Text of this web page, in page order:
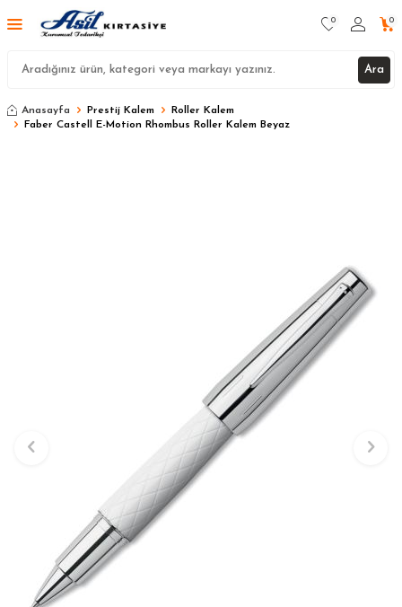
Ara
0 0
Anasayfa Prestij Kalem
Roller Kalem
Faber Castell E-Motion Rhombus Roller Kalem Beyaz